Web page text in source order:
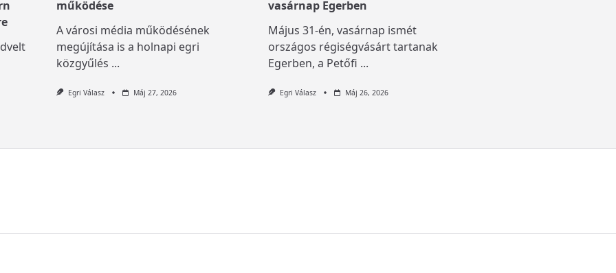
működése
A városi média működésének
megújítása is a holnapi egri
közgyűlés ...
Egri Válasz Máj 27, 2026
vasárnap Egerben
Május 31-én, vasárnap ismét
országos régiségvásárt tartanak
Egerben, a Petőfi ...
Egri Válasz Máj 26, 2026